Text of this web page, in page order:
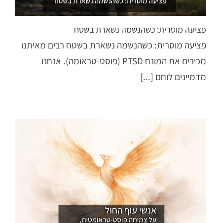
פציעה מוסרית: כשהנשמה נשארת בשטח
פציעה מוסרית: כשהנשמה נשארת בשטח רבים מאיתנו
מכירים את המונח PTSD (פוסט-טראומה). אנחנו
מדמיינים לוחם [...]